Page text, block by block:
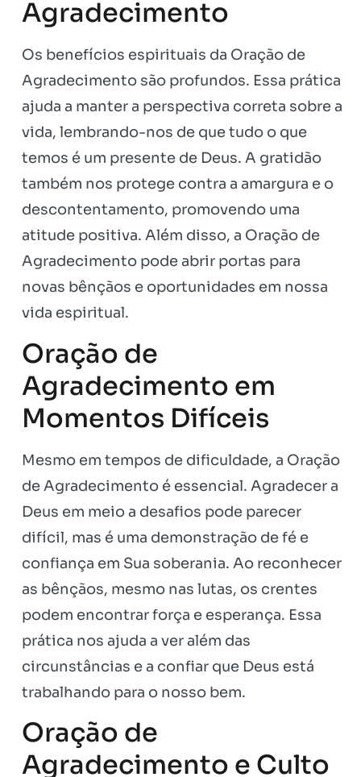
Agradecimento
Os benefícios espirituais da Oração de
Agradecimento são profundos. Essa prática
ajuda a manter a perspectiva correta sobre a
vida, lembrando-nos de que tudo o que
temos é um presente de Deus. A gratidão
também nos protege contra a amargura e o
descontentamento, promovendo uma
atitude positiva. Além disso, a Oração de
Agradecimento pode abrir portas para
novas bênçãos e oportunidades em nossa
vida espiritual.
Oração de
Agradecimento em
Momentos Difíceis
Mesmo em tempos de dificuldade, a Oração
de Agradecimento é essencial. Agradecer a
Deus em meio a desafios pode parecer
difícil, mas é uma demonstração de fé e
confiança em Sua soberania. Ao reconhecer
as bênçãos, mesmo nas lutas, os crentes
podem encontrar força e esperança. Essa
prática nos ajuda a ver além das
circunstâncias e a confiar que Deus está
trabalhando para o nosso bem.
Oração de
Agradecimento e Culto